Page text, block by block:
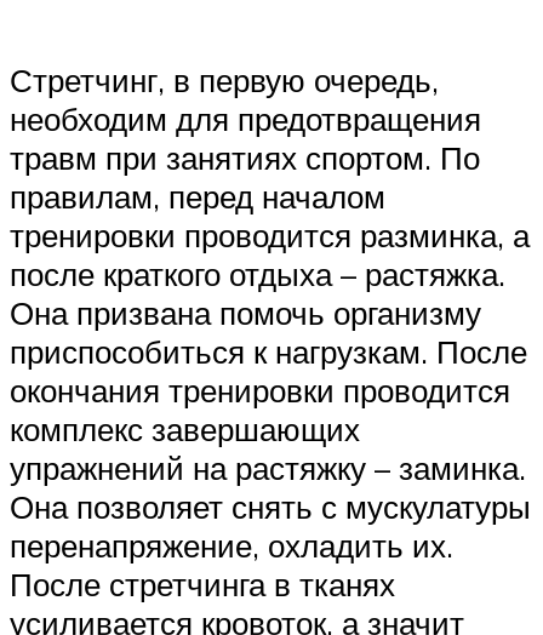
Стретчинг, в первую очередь,
необходим для предотвращения
травм при занятиях спортом. По
правилам, перед началом
тренировки проводится разминка, а
после краткого отдыха – растяжка.
Она призвана помочь организму
приспособиться к нагрузкам. После
окончания тренировки проводится
комплекс завершающих
упражнений на растяжку – заминка.
Она позволяет снять с мускулатуры
перенапряжение, охладить их.
После стретчинга в тканях
усиливается кровоток, а значит